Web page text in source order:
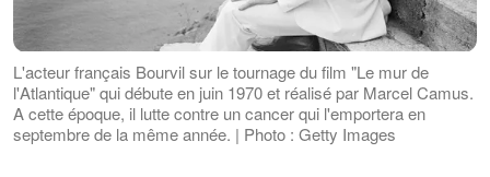
L'acteur français Bourvil sur le tournage du film "Le mur de
l'Atlantique" qui débute en juin 1970 et réalisé par Marcel Camus.
A cette époque, il lutte contre un cancer qui l'emportera en
septembre de la même année. | Photo : Getty Images